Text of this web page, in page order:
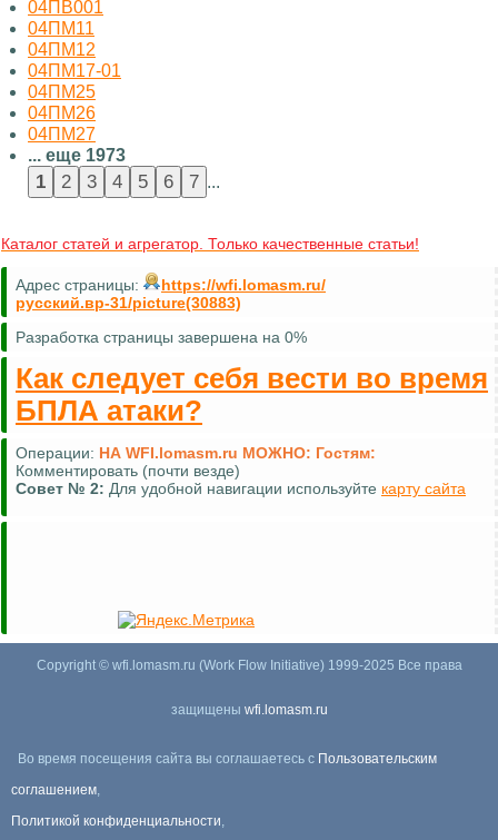
04ПВ001
04ПМ11
04ПМ12
04ПМ17-01
04ПМ25
04ПМ26
04ПМ27
... еще 1973
...
Каталог статей и агрегатор. Только качественные статьи!
Адрес страницы:
https://wfi.lomasm.ru/
русский.вр-31/picture(30883)
Разработка страницы завершена на 0%
Как следует себя вести во время
БПЛА атаки?
Операции: НА WFI.lomasm.ru МОЖНО: Гостям:
Комментировать (почти везде)
Совет № 2: Для удобной навигации используйте карту сайта
Copyright © wfi.lomasm.ru (Work Flow Initiative) 1999-2025 Все права
защищены wfi.lomasm.ru
Во время посещения сайта вы соглашаетесь с Пользовательским
соглашением,
Политикой конфиденциальности,